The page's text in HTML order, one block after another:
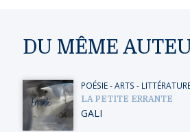
DU MÊME
POÉSIE-ARTS -
LA PETITE ERRANTE
GALI